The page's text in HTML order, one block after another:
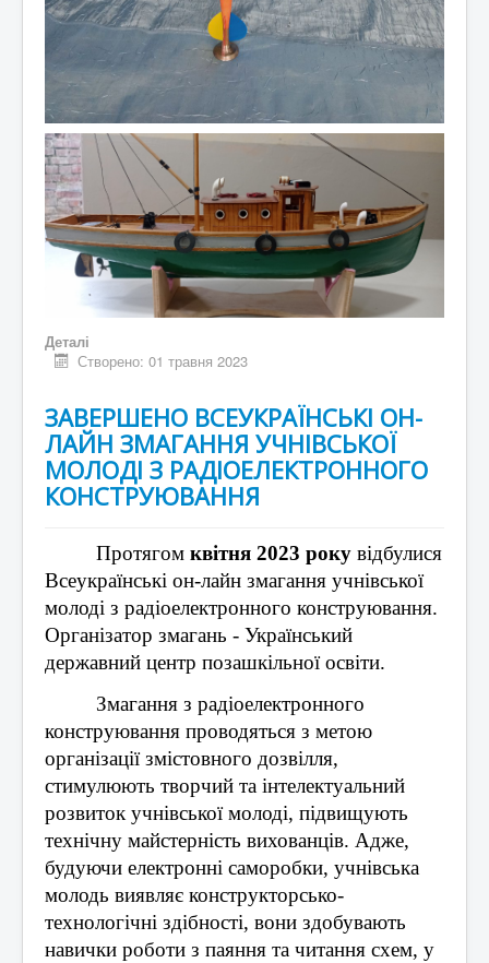
Деталі
Створено: 01 травня 2023
ЗАВЕРШЕНО ВСЕУКРАЇНСЬКІ ОН-
ЛАЙН ЗМАГАННЯ УЧНІВСЬКОЇ
МОЛОДІ З РАДІОЕЛЕКТРОННОГО
КОНСТРУЮВАННЯ
Протягом квітня 2023 року відбулися
Всеукраїнські он-лайн змагання учнівської
молоді з радіоелектронного конструювання.
Організатор змагань - Український
державний центр позашкільної освіти.
Змагання з радіоелектронного
конструювання проводяться з метою
організації змістовного дозвілля,
стимулюють творчий та інтелектуальний
розвиток учнівської молоді, підвищують
технічну майстерність вихованців. Адже,
будуючи електронні саморобки, учнівська
молодь виявляє конструкторсько-
технологічні здібності, вони здобувають
навички роботи з паяння та читання схем, у